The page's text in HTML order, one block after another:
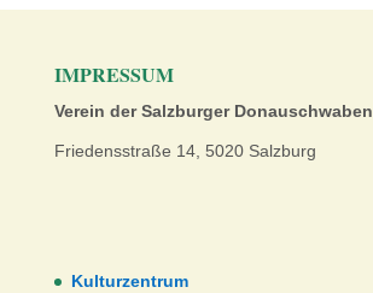
IMPRESSUM
Verein der Salzburger Donauschwaben
Friedensstraße 14, 5020 Salzburg
Kulturzentrum